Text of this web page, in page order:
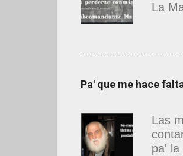
La
que
antes
Pa' que me hace
Las
pa' la